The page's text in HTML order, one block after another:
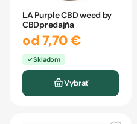
LA Purple CBD weed by
CBDpredajňa
od 7,70 €
Skladom
Vybrať